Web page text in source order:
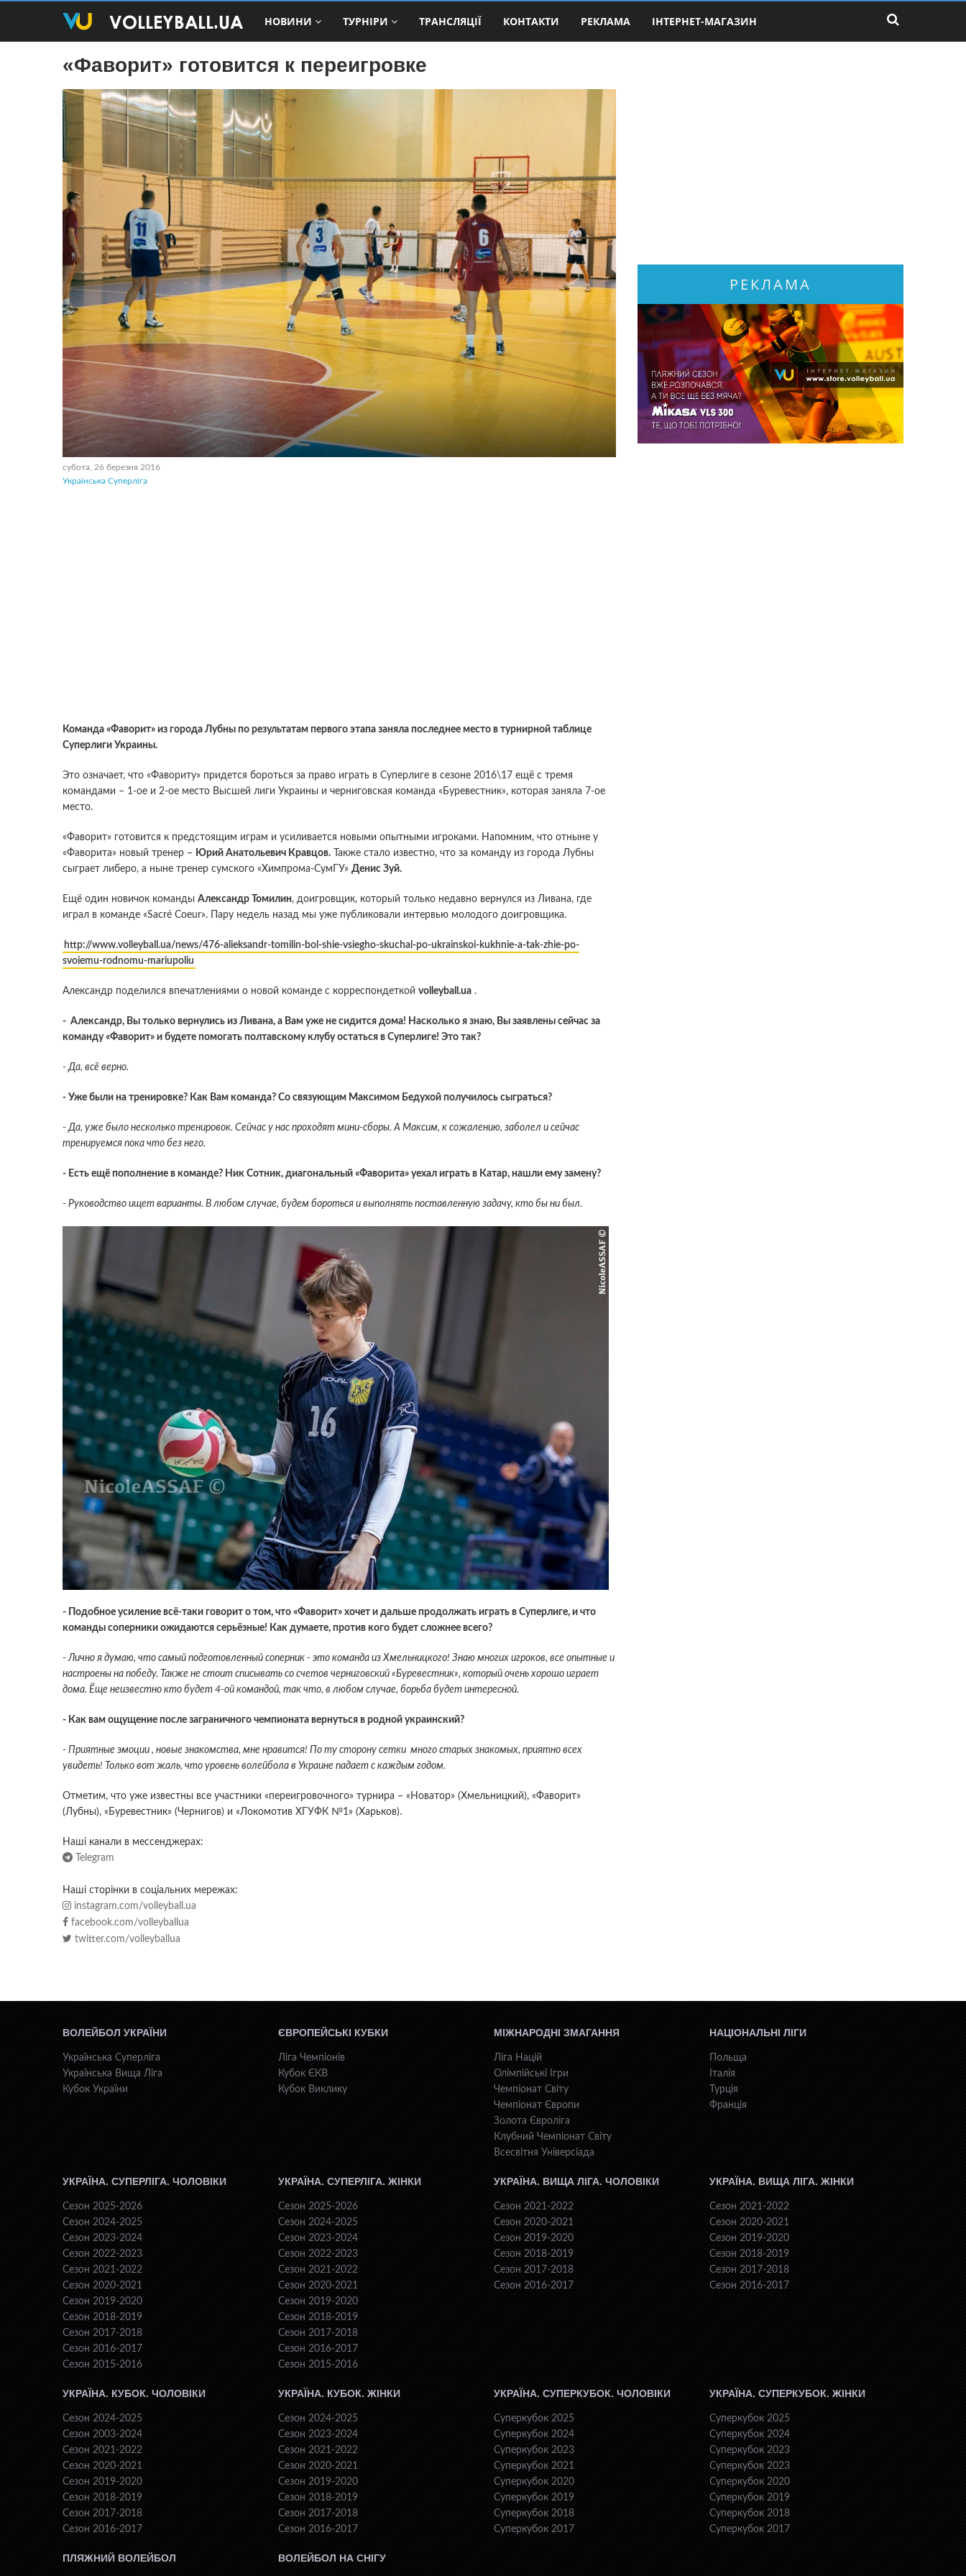
НОВИНИ ТУРНІРИ ТРАНСЛЯЦІЇ КОНТАКТИ РЕКЛАМА ІНТЕРНЕТ-МАГАЗИН
«Фаворит» готовится к переигровке
субота, 26 березня 2016
Українська Суперліга
Команда «Фаворит» из города Лубны по результатам первого этапа заняла последнее место в турнирной таблице
Суперлиги Украины.
Это означает, что «Фавориту» придется бороться за право играть в Суперлиге в сезоне 2016\17 ещё с тремя
командами – 1-ое и 2-ое место Высшей лиги Украины и черниговская команда «Буревестник», которая заняла 7-ое
место.
«Фаворит» готовится к предстоящим играм и усиливается новыми опытными игроками. Напомним, что отныне у
«Фаворита» новый тренер – Юрий Анатольевич Кравцов. Также стало известно, что за команду из города Лубны
сыграет либеро, а ныне тренер сумского «Химпрома-СумГУ» Денис Зуй.
Ещё один новичок команды Александр Томилин, доигровщик, который только недавно вернулся из Ливана, где
играл в команде «Sacré Coeur». Пару недель назад мы уже публиковали интервью молодого доигровщика.
http://www.volleyball.ua/news/476-alieksandr-tomilin-bol-shie-vsiegho-skuchal-po-ukrainskoi-kukhnie-a-tak-zhie-po-
svoiemu-rodnomu-mariupoliu
Александр поделился впечатлениями о новой команде с корреспондеткой volleyball .ua .
- Александр, Вы только вернулись из Ливана, а Вам уже не сидится дома! Насколько я знаю, Вы заявлены сейчас за
команду «Фаворит» и будете помогать полтавскому клубу остаться в Суперлиге! Это так?
- Да, всё верно.
- Уже были на тренировке? Как Вам команда? Со связующим Максимом Бедухой получилось сыграться?
- Да, уже было несколько тренировок. Сейчас у нас проходят мини-сборы. А Максим, к сожалению, заболел и сейчас
тренируемся пока что без него.
- Есть ещё пополнение в команде? Ник Сотник, диагональный «Фаворита» уехал играть в Катар, нашли ему замену?
- Руководство ищет варианты. В любом случае, будем бороться и выполнять поставленную задачу, кто бы ни был.
- Подобное усиление всё-таки говорит о том, что «Фаворит» хочет и дальше продолжать играть в Суперлиге, и что
команды соперники ожидаются серьёзные! Как думаете, против кого будет сложнее всего?
- Лично я думаю, что самый подготовленный соперник - это команда из Хмельницкого! Знаю многих игроков, все опытные и
настроены на победу. Также не стоит списывать со счетов черниговский «Буревестник», который очень хорошо играет
дома. Ёще неизвестно кто будет 4-ой командой, так что, в любом случае, борьба будет интересной.
- Как вам ощущение после заграничного чемпионата вернуться в родной украинский?
- Приятные эмоции , новые знакомства, мне нравится! По ту сторону сетки много старых знакомых, приятно всех
увидеть! Только вот жаль, что уровень волейбола в Украине падает с каждым годом.
Отметим, что уже известны все участники «переигровочного» турнира – «Новатор» (Хмельницкий), «Фаворит»
(Лубны), «Буревестник» (Чернигов) и «Локомотив ХГУФК №1» (Харьков).
Наші канали в мессенджерах:
Telegram
Наші сторінки в соціальних мережах:
instagram.com/volleyball.ua
facebook.com/volleyballua
twitter.com/volleyballua
РЕКЛАМА
ВОЛЕЙБОЛ УКРАЇНИ
Українська Суперліга
Українська Вища Ліга
Кубок України
ЄВРОПЕЙСЬКІ КУБКИ
Ліга Чемпіонів
Кубок ЄКВ
Кубок Виклику
МІЖНАРОДНІ ЗМАГАННЯ
Ліга Націй
Олімпійські Ігри
Чемпіонат Світу
Чемпіонат Європи
Золота Євроліга
Клубний Чемпіонат Світу
Всесвiтня Унiверсiaда
НАЦІОНАЛЬНІ ЛІГИ
Польща
Італія
Турція
Франція
УКРАЇНА. СУПЕРЛІГА. ЧОЛОВІКИ
Сезон 2025-2026
Сезон 2024-2025
Сезон 2023-2024
Сезон 2022-2023
Сезон 2021-2022
Сезон 2020-2021
Сезон 2019-2020
Сезон 2018-2019
Сезон 2017-2018
Сезон 2016-2017
Сезон 2015-2016
УКРАЇНА. СУПЕРЛІГА. ЖІНКИ
Сезон 2025-2026
Сезон 2024-2025
Сезон 2023-2024
Сезон 2022-2023
Сезон 2021-2022
Сезон 2020-2021
Сезон 2019-2020
Сезон 2018-2019
Сезон 2017-2018
Сезон 2016-2017
Сезон 2015-2016
УКРАЇНА. ВИЩА ЛІГА. ЧОЛОВІКИ
Сезон 2021-2022
Сезон 2020-2021
Сезон 2019-2020
Сезон 2018-2019
Сезон 2017-2018
Сезон 2016-2017
УКРАЇНА. ВИЩА ЛІГА. ЖІНКИ
Сезон 2021-2022
Сезон 2020-2021
Сезон 2019-2020
Сезон 2018-2019
Сезон 2017-2018
Сезон 2016-2017
УКРАЇНА. КУБОК. ЧОЛОВІКИ
Сезон 2024-2025
Сезон 2003-2024
Сезон 2021-2022
Сезон 2020-2021
Сезон 2019-2020
Сезон 2018-2019
Сезон 2017-2018
Сезон 2016-2017
УКРАЇНА. КУБОК. ЖІНКИ
Сезон 2024-2025
Сезон 2023-2024
Сезон 2021-2022
Сезон 2020-2021
Сезон 2019-2020
Сезон 2018-2019
Сезон 2017-2018
Сезон 2016-2017
УКРАЇНА. СУПЕРКУБОК. ЧОЛОВІКИ
Суперкубок 2025
Суперкубок 2024
Суперкубок 2023
Суперкубок 2021
Суперкубок 2020
Суперкубок 2019
Суперкубок 2018
Суперкубок 2017
УКРАЇНА. СУПЕРКУБОК. ЖІНКИ
Суперкубок 2025
Суперкубок 2024
Суперкубок 2023
Суперкубок 2023
Суперкубок 2020
Суперкубок 2019
Суперкубок 2018
Суперкубок 2017
ПЛЯЖНИЙ ВОЛЕЙБОЛ ВОЛЕЙБОЛ НА СНІГУ